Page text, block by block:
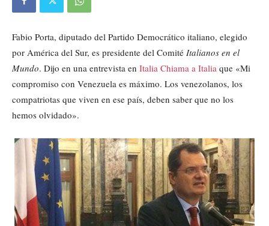
Fabio Porta, diputado del Partido Democrático italiano, elegido
por América del Sur, es presidente del Comité Italianos en el
Mundo. Dijo en una entrevista en Italia Chiama a Italia que «Mi
compromiso con Venezuela es máximo. Los venezolanos, los
compatriotas que viven en ese país, deben saber que no los
hemos olvidado».